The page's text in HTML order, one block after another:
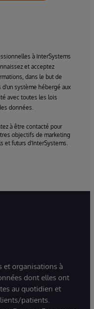
à InterSystems
et acceptez
dans le but de
système hébergé aux
avec toutes les lois
données.
à être contacté pour
objectifs de marketing
et futurs d'InterSystems.
et organisations à
dont elles ont
au quotidien et
patients.